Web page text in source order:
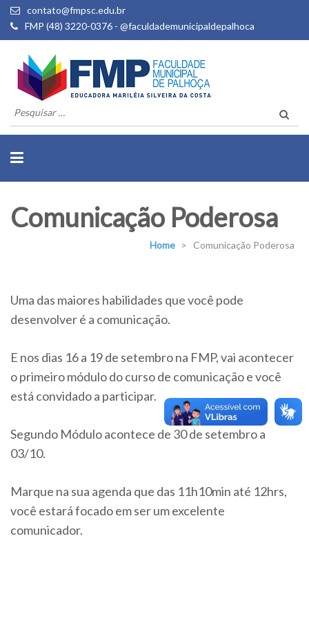
contato@fmpsc.edu.br
FMP (48) 3220-0376 - @faculdademunicipaldepalhoca
Pesquisar
por:
Comunicação Poderosa
Home > Comunicação Poderosa
Uma das maiores habilidades que você pode
desenvolver é a comunicação.
E nos dias 16 a 19 de setembro na FMP, vai acontecer
o primeiro módulo do curso de comunicação e você
está convidado a participar.
Segundo Módulo acontece de 30 de setembro a
03/10.
Marque na sua agenda que das 11h10min até 12hrs,
você estará focado em ser um excelente
comunicador.